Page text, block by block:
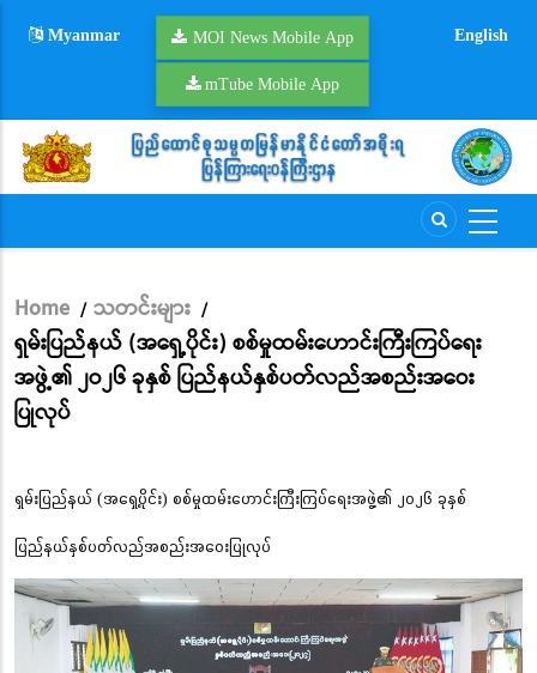
Myanmar MOI News Mobile App
mTube Mobile App
English
Breadcrumb
Home / သတင်းများ /
ရှမ်းပြည်နယ် (အရှေ့ပိုင်း) စစ်မှုထမ်းဟောင်းကြီးကြပ်ရေး
အဖွဲ့၏ ၂ဝ၂၆ ခုနှစ် ပြည်နယ်နှစ်ပတ်လည်အစည်းအဝေး
ပြုလုပ်
ရှမ်းပြည်နယ် (အရှေ့ပိုင်း) စစ်မှုထမ်းဟောင်းကြီးကြပ်ရေးအဖွဲ့၏ ၂ဝ၂၆ ခုနှစ်
ပြည်နယ်နှစ်ပတ်လည်အစည်းအဝေးပြုလုပ်